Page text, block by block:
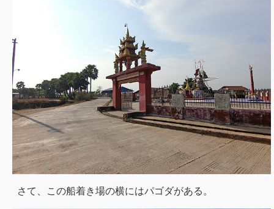
さて、この船着き場の横にはパゴダがある。